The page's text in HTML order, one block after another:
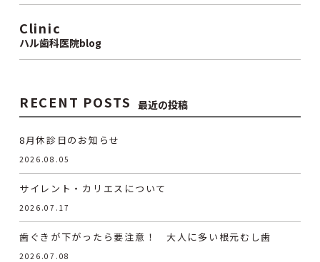
Clinic
ハル歯科医院blog
RECENT POSTS 最近の投稿
8月休診日のお知らせ
2026.08.05
サイレント・カリエスについて
2026.07.17
歯ぐきが下がったら要注意！ 大人に多い根元むし歯
2026.07.08